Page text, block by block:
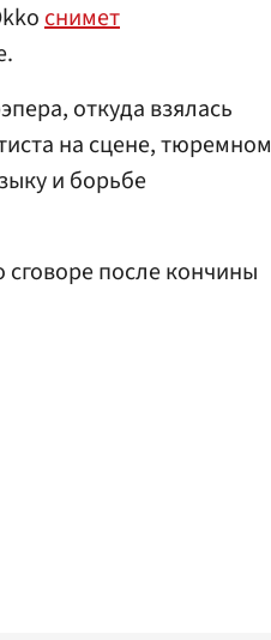
снимет
откуда взялась
на сцене, тюремном
и борьбе
сговоре после кончины